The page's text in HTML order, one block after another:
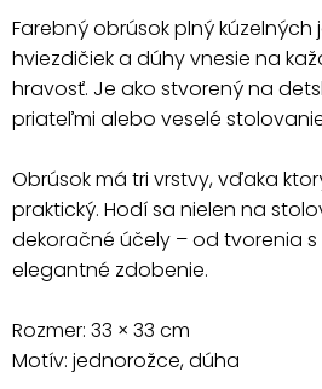
Farebný obrúsok plný
hviezdičiek a dúhy vnesie na
hravosť. Je ako stvorený na
priateľmi alebo veselé
Obrúsok má tri vrstvy, vďaka
praktický. Hodí sa nielen na
dekoračné účely – od tvorenia
elegantné zdobenie.
Rozmer: 33 × 33 cm
Motív: jednorožce, dúha